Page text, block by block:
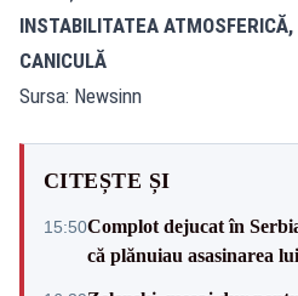
INSTABILITATEA
CANICULĂ
Sursa: Newsinn
CITEȘTE ȘI
15:50Complot dejucat în
că plănuiau asasinarea